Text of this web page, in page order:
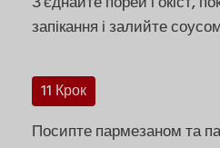
запікання і залийте
11 Крок
Посипте пармезаном та